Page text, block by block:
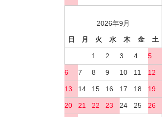
2026年9月
日 月 火 水 木 金 土
1 2 3 4 5
6 7 8 9 10 11 12
13 14 15 16 17 18 19
20 21 22 23 24 25 26